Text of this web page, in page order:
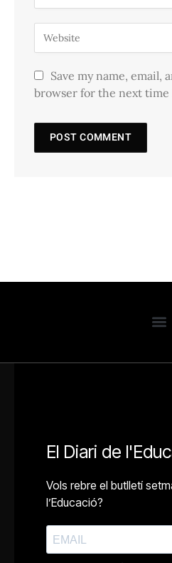
Save my name, email,
browser for the next time